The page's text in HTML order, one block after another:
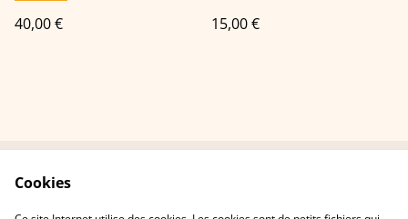
40,00 € 15,00 €
Politique de
Politique de cookies
Cookies